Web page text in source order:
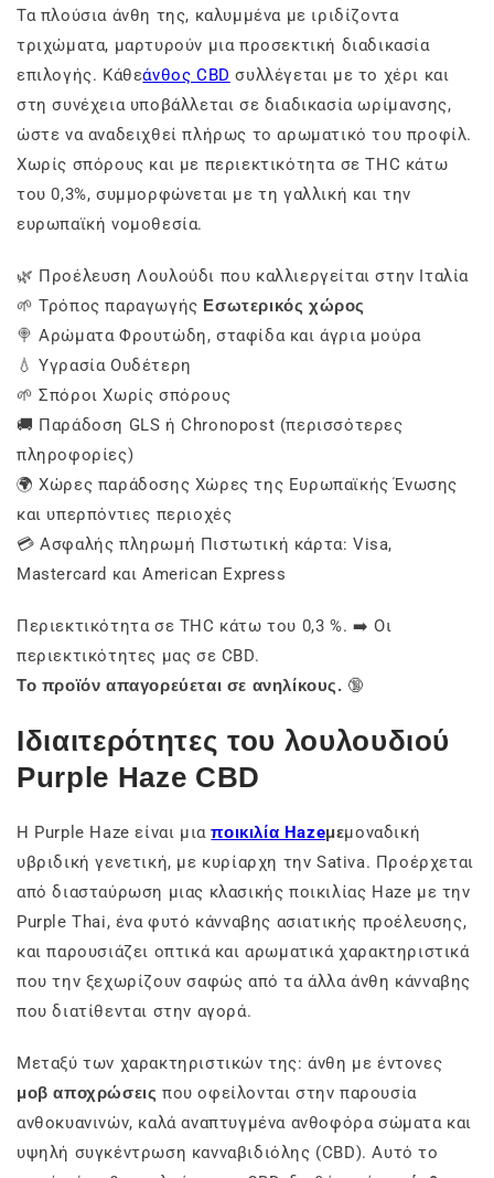
Τα πλούσια άνθη της, καλυμμένα με ιριδίζοντα
τριχώματα, μαρτυρούν μια προσεκτική διαδικασία
επιλογής. Κάθεάνθος CBD συλλέγεται με το χέρι και
στη συνέχεια υποβάλλεται σε διαδικασία ωρίμανσης,
ώστε να αναδειχθεί πλήρως το αρωματικό του προφίλ.
Χωρίς σπόρους και με περιεκτικότητα σε THC κάτω
του 0,3%, συμμορφώνεται με τη γαλλική και την
ευρωπαϊκή νομοθεσία.
🌿 Προέλευση Λουλούδι που καλλιεργείται στην Ιταλία
🌱 Τρόπος παραγωγής Εσωτερικός χώρος
🍭 Αρώματα Φρουτώδη, σταφίδα και άγρια μούρα
💧 Υγρασία Ουδέτερη
🌱 Σπόροι Χωρίς σπόρους
🚚 Παράδοση GLS ή Chronopost (περισσότερες
πληροφορίες)
🌍 Χώρες παράδοσης Χώρες της Ευρωπαϊκής Ένωσης
και υπερπόντιες περιοχές
💳 Ασφαλής πληρωμή Πιστωτική κάρτα: Visa,
Mastercard και American Express
Περιεκτικότητα σε THC κάτω του 0,3 %. ➡️ Οι
περιεκτικότητες μας σε CBD.
Το προϊόν απαγορεύεται σε ανηλίκους. 🔞
Ιδιαιτερότητες του λουλουδιού
Purple Haze CBD
Η Purple Haze είναι μιαποικιλία Hazeμεμοναδική
υβριδική γενετική, με κυρίαρχη την Sativa. Προέρχεται
από διασταύρωση μιας κλασικής ποικιλίας Haze με την
Purple Thai, ένα φυτό κάνναβης ασιατικής προέλευσης,
και παρουσιάζει οπτικά και αρωματικά χαρακτηριστικά
που την ξεχωρίζουν σαφώς από τα άλλα άνθη κάνναβης
που διατίθενται στην αγορά.
Μεταξύ των χαρακτηριστικών της: άνθη με έντονες
μοβ αποχρώσεις που οφείλονται στην παρουσία
ανθοκυανινών, καλά αναπτυγμένα ανθοφόρα σώματα και
υψηλή συγκέντρωση κανναβιδιόλης (CBD). Αυτό το